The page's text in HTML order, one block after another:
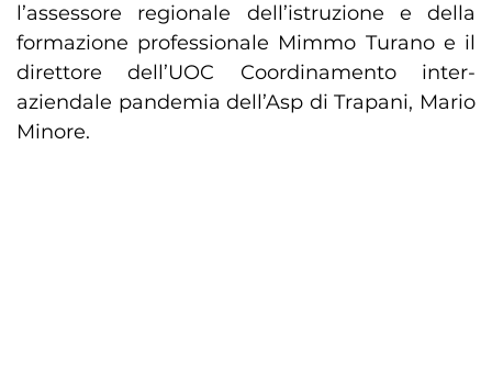
l’assessore regionale dell’istruzione e della
formazione professionale Mimmo Turano e il
direttore dell’UOC Coordinamento inter-
aziendale pandemia dell’Asp di Trapani, Mario
Minore.